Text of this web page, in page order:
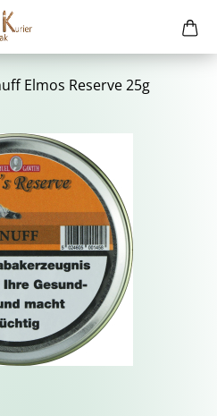
Elmos Re­ser­ve 25g